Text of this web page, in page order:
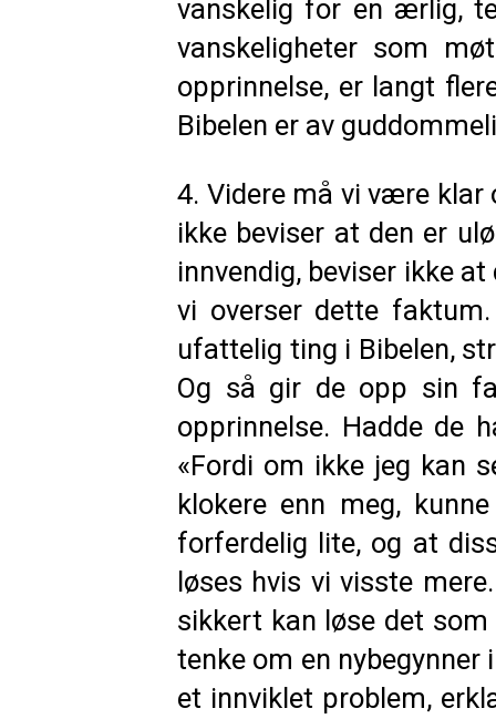
vanskelig for en ærlig,
vanskeligheter som
opprinnelse, er langt
Bibelen er av
4. Videre må vi være klar
ikke beviser at den er
innvendig, beviser ikke
vi overser dette
ufattelig ting i Bibelen,
Og så gir de opp sin
opprinnelse. Hadde de
«Fordi om ikke jeg kan
klokere enn meg,
forferdelig lite, og at
løses hvis vi visste
sikkert kan løse det
tenke om en
et innviklet problem,